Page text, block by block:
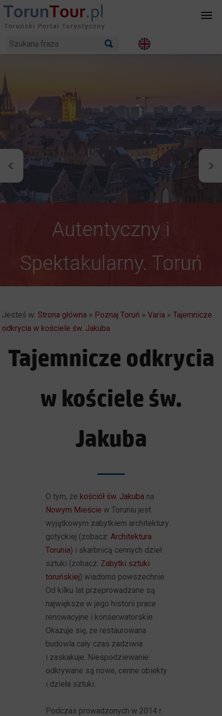
Autentyczny i
Spektakularny. Toruń
Weekendowe
Zwiedzanie Torunia
Jesteś w: Strona główna » Poznaj Toruń »Varia »Tajemnicze
odkrycia w kościele św. Jakuba
Tajemnicze odkrycia
w kościele św.
Jakuba
O tym, że kościół św. Jakuba na
Nowym Mieście w Toruniu jest
wyjątkowym zabytkiem architektury
gotyckiej (zobacz:Architektura
Torunia) i skarbnicą cennych dzieł
sztuki (zobacz: Zabytki sztuki
toruńskiej) wiadomo powszechnie.
Od kilku lat przeprowadzane są
największe w jego historii prace
renowacyjne i konserwatorskie.
Okazuje się, że restaurowana
budowla cały czas zadziwia
i zaskakuje. Niespodziewanie
odkrywane są nowe, cenne obiekty
i dzieła sztuki.
Podczas prowadzonych w 2014 r.